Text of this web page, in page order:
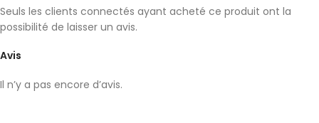
Avis
Il n’y a pas encore d’avis.
Seuls les clients connectés ayant acheté ce produit ont la
possibilité de laisser un avis.